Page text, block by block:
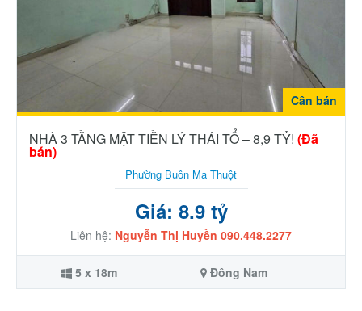
Cần bán
NHÀ 3 TẦNG MẶT TIỀN LÝ THÁI TỔ – 8,9 TỶ! (Đã
bán)
Phường Buôn Ma Thuột
Giá: 8.9 tỷ
Liên hệ: Nguyễn Thị Huyền 090.448.2277
5 x 18m Đông Nam